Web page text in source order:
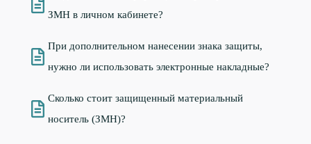
ЗМН в личном кабинете?
При дополнительном нанесении знака защиты,
нужно ли использовать электронные накладные?
Сколько стоит защищенный материальный
носитель (ЗМН)?